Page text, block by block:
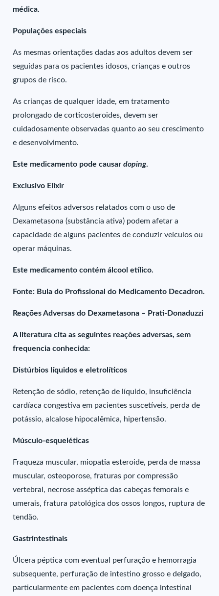
médica.
Populações especiais
As mesmas orientações dadas aos adultos devem ser
seguidas para os pacientes idosos, crianças e outros
grupos de risco.
As crianças de qualquer idade, em tratamento
prolongado de corticosteroides, devem ser
cuidadosamente observadas quanto ao seu crescimento
e desenvolvimento.
Este medicamento pode causardoping.
Exclusivo Elixir
Alguns efeitos adversos relatados com o uso de
Dexametasona (substância ativa) podem afetar a
capacidade de alguns pacientes de conduzir veículos ou
operar máquinas.
Este medicamento contém álcool etílico.
Fonte: Bula do Profissional do Medicamento Decadron.
Reações Adversas do Dexametasona – Prati-Donaduzzi
A literatura cita as seguintes reações adversas, sem
frequencia conhecida:
Distúrbios líquidos e eletrolíticos
Retenção de sódio, retenção de líquido, insuficiência
cardíaca congestiva em pacientes suscetíveis, perda de
potássio, alcalose hipocalêmica, hipertensão.
Músculo-esqueléticas
Fraqueza muscular, miopatia esteroide, perda de massa
muscular, osteoporose, fraturas por compressão
vertebral, necrose asséptica das cabeças femorais e
umerais, fratura patológica dos ossos longos, ruptura de
tendão.
Gastrintestinais
Úlcera péptica com eventual perfuração e hemorragia
subsequente, perfuração de intestino grosso e delgado,
particularmente em pacientes com doença intestinal